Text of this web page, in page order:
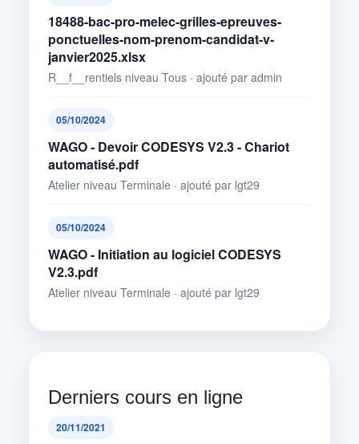
18488-bac-pro-melec-grilles-epreuves-
ponctuelles-nom-prenom-candidat-v-
janvier2025.xlsx
R__f__rentiels niveau Tous · ajouté par admin
05/10/2024
WAGO - Devoir CODESYS V2.3 - Chariot
automatisé.pdf
Atelier niveau Terminale · ajouté par lgt29
05/10/2024
WAGO - Initiation au logiciel CODESYS
V2.3.pdf
Atelier niveau Terminale · ajouté par lgt29
Derniers cours en ligne
20/11/2021